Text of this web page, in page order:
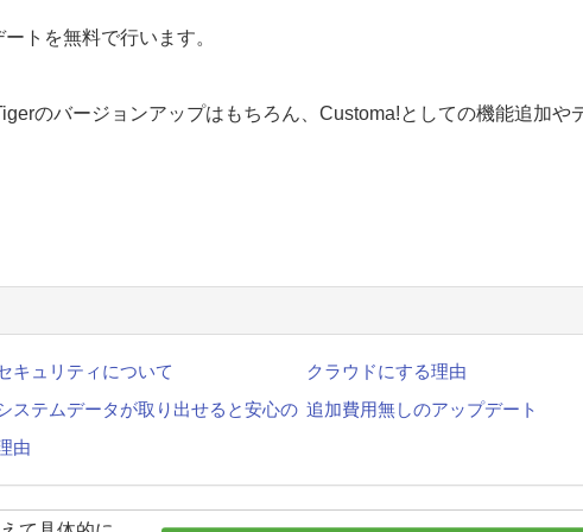
トを無料で行います。
のバージョンアップはもちろん、Customa!としての機能追加や
キュリティについて
クラウドにする理由
ステムデータが取り出せると安心の
由
追加費用無しのアップデート